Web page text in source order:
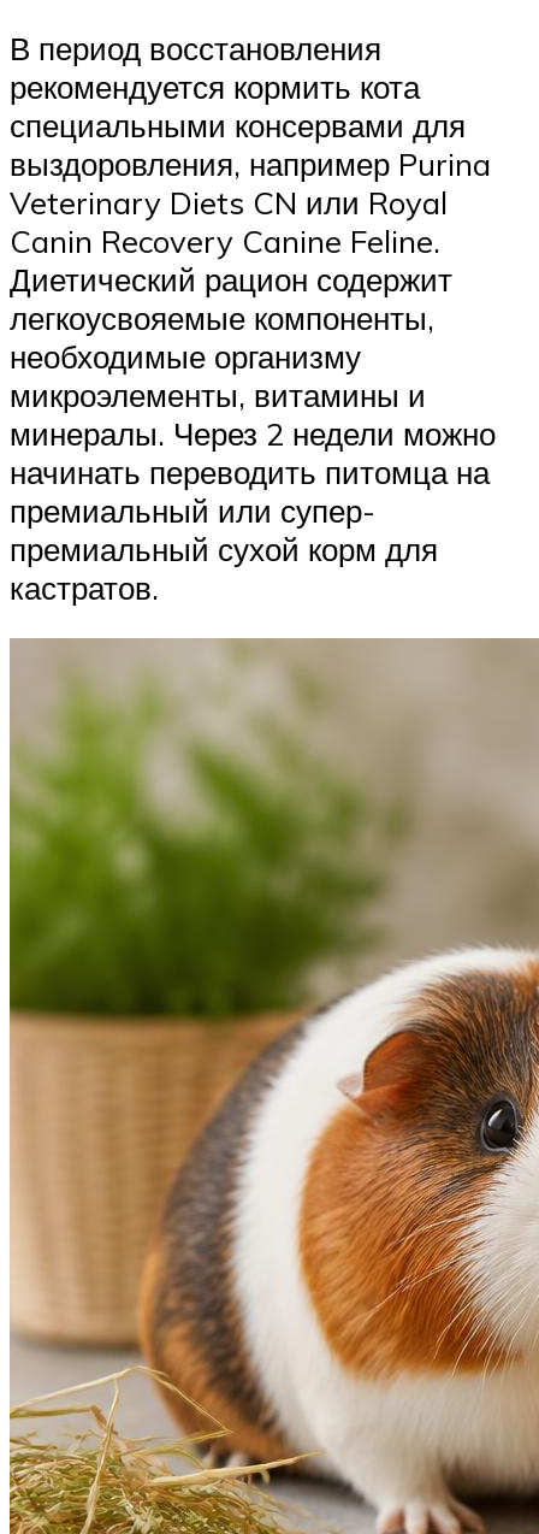
В период восстановления
рекомендуется кормить кота
специальными консервами для
выздоровления, например Purina
Veterinary Diets CN или Royal
Canin Recovery Canine Feline.
Диетический рацион содержит
легкоусвояемые компоненты,
необходимые организму
микроэлементы, витамины и
минералы. Через 2 недели можно
начинать переводить питомца на
премиальный или супер-
премиальный сухой корм для
кастратов.